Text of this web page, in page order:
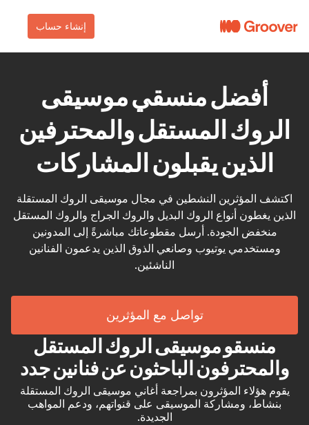
إنشاء حساب
أفضل منسقي موسيقى
الروك المستقل والمحترفين
الذين يقبلون المشاركات
اكتشف المؤثرين النشطين في مجال موسيقى الروك المستقلة
الذين يغطون أنواع الروك البديل والروك الجراج والروك المستقل
منخفض الجودة. أرسل مقطوعاتك مباشرةً إلى المدونين
ومستخدمي يوتيوب وصانعي الذوق الذين يدعمون الفنانين
الناشئين.
تواصل مع المؤثرين
منسقو موسيقى الروك المستقل
والمحترفون الباحثون عن فنانين جدد
يقوم هؤلاء المؤثرون بمراجعة أغاني موسيقى الروك المستقلة
بنشاط، ومشاركة الموسيقى على قنواتهم، ودعم المواهب
الجديدة.